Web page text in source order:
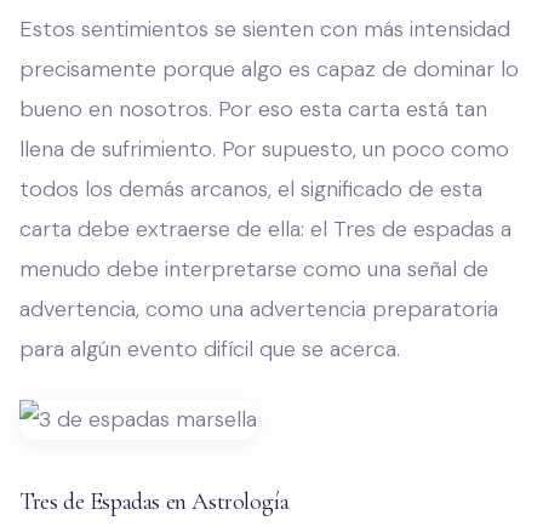
Estos sentimientos se sienten con más intensidad
precisamente porque algo es capaz de dominar lo
bueno en nosotros. Por eso esta carta está tan
llena de sufrimiento. Por supuesto, un poco como
todos los demás arcanos, el significado de esta
carta debe extraerse de ella: el Tres de espadas a
menudo debe interpretarse como una señal de
advertencia, como una advertencia preparatoria
para algún evento difícil que se acerca.
Tres de Espadas en Astrología